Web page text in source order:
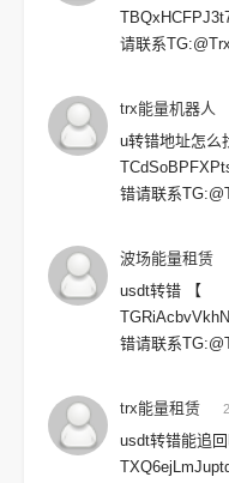
请联系
trx能量机器人
u转错地址怎么
错请联系
波场能量租赁
usdt转错 【
错请联系
trx能量租赁
usdt转错能追